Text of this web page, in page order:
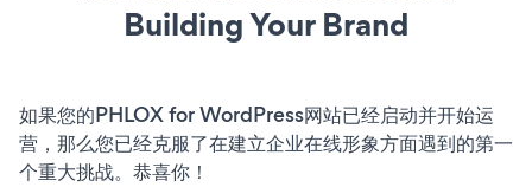
Building Your Brand
如果您的PHLOX for WordPress网站已经启动并开始运
营，那么您已经克服了在建立企业在线形象方面遇到的第一
个重大挑战。恭喜你！